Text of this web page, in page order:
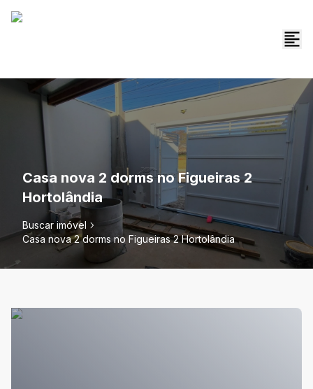
Casa nova 2 dorms no Figueiras 2
Hortolândia
Buscar imóvel
Casa nova 2 dorms no Figueiras 2 Hortolândia